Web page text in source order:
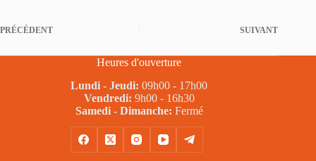
PRÉCÉDENT SUIVANT
Heures d'ouverture
Lundi - Jeudi: 09h00 - 17h00
Vendredi: 9h00 - 16h30
Samedi - Dimanche: Fermé